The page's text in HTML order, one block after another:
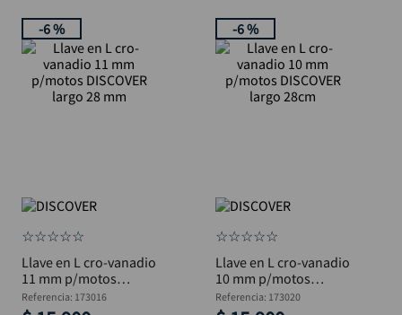
-6 %
☆☆☆☆☆
Llave en L cro-vanadio
11 mm p/motos
DISCOVER largo 28
mm
Referencia: 173016
-6 %
☆☆☆☆☆
Llave en L cro-vanadio
10 mm p/motos
DISCOVER largo 28cm
Referencia: 173020